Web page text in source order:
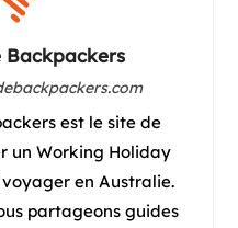
Backpackers
est le site de
un Working Holiday
en Australie.
partageons guides